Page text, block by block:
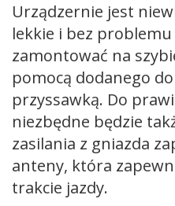
Urządzernie jest
lekkie i bez
zamontować na
pomocą dodanego
przyssawką. Do
niezbędne będzie
zasilania z gniazda
anteny, która
trakcie jazdy.